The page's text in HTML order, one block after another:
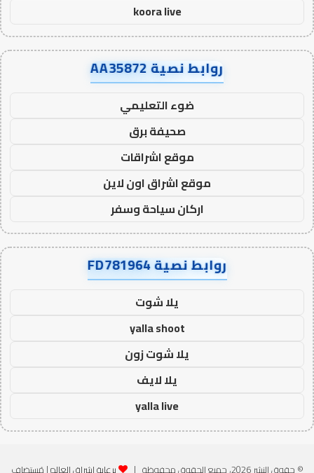
koora live
روابط نصية AA35872
ضوء التعليمي
صحيفة برق
موقع اشراقات
موقع اشراق اون لاين
اركان سياحة وسفر
روابط نصية FD781964
يلا شوت
yalla shoot
يلا شوت زون
يلا لايف
yalla live
© حقوق النشر 2026، جميع الحقوق محفوظة | برعاية اشراق العالم| مُستضاف